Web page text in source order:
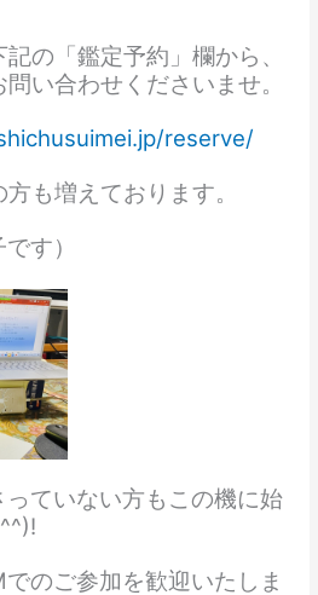
の「鑑定予約」欄から、
い合わせくださいませ。
reserve/
も増えております。
す）
っていない方もこの機に始
のご参加を歓迎いたしま